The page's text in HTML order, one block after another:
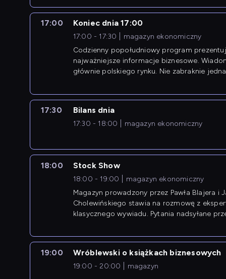
17:00 Koniec dnia 17:00
17:00 - 17:30
magazyn ekonomiczny
Codzienny popołudniowy program
najważniejsze informacje biznesowe.
głównie polskiego rynku. Nie zabraknie
17:30 Bilans dnia
17:30 - 18:00 magazyn ekonomiczny
18:00 Stock Show
18:00 - 19:00
magazyn ekonomiczny
Magazyn prowadzony przez Pawła Blajera i
Cholewińskiego stawia na rozmowę z
klasycznego wywiadu. Pytania nadsyłane
19:00 Wróblewski o książkach biznesowych
19:00 - 20:00 magazyn